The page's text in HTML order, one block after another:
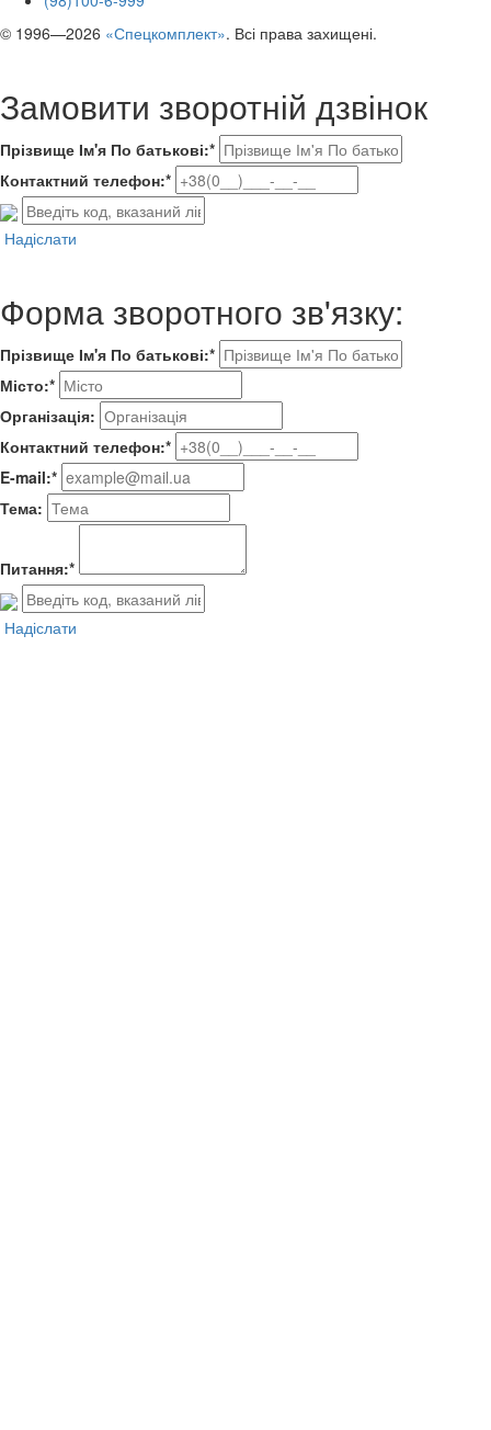
© 1996—2026 «Спецкомплект». Всі права захищені.
Замовити зворотній дзвінок
Прізвище Ім'я По батькові:*
Контактний телефон:*
Надіслати
Форма зворотного зв'язку:
Прізвище Ім'я По батькові:*
Місто:*
Організація:
Контактний телефон:*
E-mail:*
Тема:
Питання:*
Надіслати